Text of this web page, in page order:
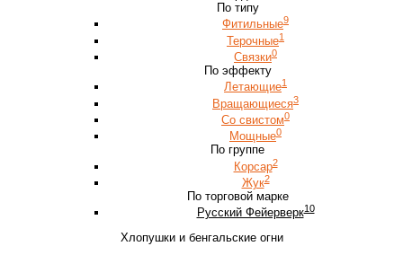
По типу
Фитильные9
Терочные1
Связки0
По эффекту
Летающие1
Вращающиеся3
Со свистом0
Мощные0
По группе
Корсар2
Жук2
По торговой марке
Русский Фейерверк10
Хлопушки и бенгальские огни